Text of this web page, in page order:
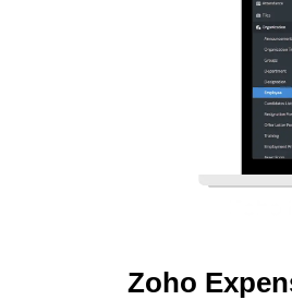
Zoho